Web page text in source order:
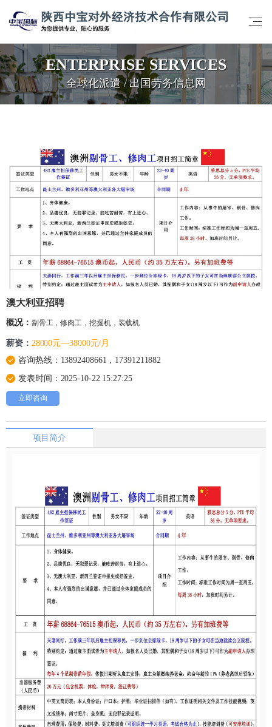
ENTERPRISE SERVICES
全球化派遣 / 出国劳务信息网
澳大利亚招聘
概况： 剔骨工，修肉工，挖掘机，装载机
薪资： 28000元—38000元/月
咨询热线：13892408661，17391211882
发表时间：2025-10-22 15:27:25
立即咨询
项目简介